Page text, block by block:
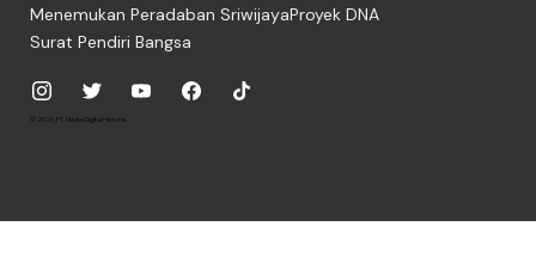
Menemukan Peradaban SriwijayaProyek DNA
Surat Pendiri Bangsa
© 2026, PT. Media Digital Historia.